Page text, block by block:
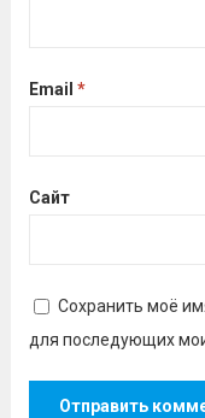
Email *
Сайт
Сохранить моё
для последующих